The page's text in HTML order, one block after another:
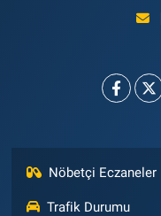
Nöbetçi Eczaneler
Trafik Durumu